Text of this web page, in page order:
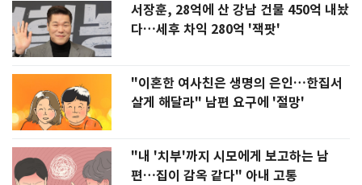
서장훈, 28억에 산 강남 건물 450억 내놨
다…세후 차익 280억 '잭팟'
"이혼한 여사친은 생명의 은인…한집서
살게 해달라" 남편 요구에 '절망'
"내 '치부'까지 시모에게 보고하는 남
편…집이 감옥 같다" 아내 고통